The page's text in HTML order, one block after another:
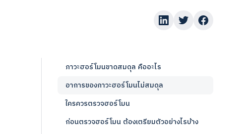
ภาวะฮอร์โมนขาดสมดุล คืออะไร
อาการของภาวะฮอร์โมนไม่สมดุล
ใครควรตรวจฮอร์โมน
ก่อนตรวจฮอร์โมน ต้องเตรียมตัวอย่างไรบ้าง